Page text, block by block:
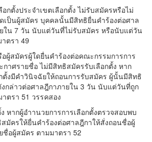
กตั้งประจําเขตเลือกตั้ง ไม่รับสมัครหรือไม่
เป็นผู้สมัคร บุคคลนั้นมีสิทธิยื่นคําร้องต่อศาล
ใน 7 วัน นับแต่วันที่ไม่รับสมัคร หรือนับแต่วัน
ตรา 49
ผู้สมัครผู้ใดยื่นคําร้องต่อคณะกรรมการการ
กาศรายชื่อ ไม่มีสิทธิสมัครรับเลือกตั้ง หาก
ตั้งมีคําวินิจฉัยให้ถอนการรับสมัคร ผู้นั้นมีสิทธิ
กล่าวต่อศาลฎีกาภายใน 3 วัน นับแต่วันที่ถูก
ตรา 51 วรรคสอง
หากผู้อําานวยการการเลือกตั้งตรวจสอบพบ
มัครให้ยื่นคําร้องต่อศาลฎีกาให้สั่งถอนชื่อผู้
ชื่อผู้สมัคร ตามมาตรา 52